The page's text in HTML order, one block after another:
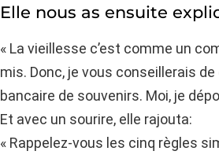
Elle nous as ensuite
« La vieillesse c’est comme un
mis. Donc, je vous conseillerais
bancaire de souvenirs. Moi, je
Et avec un sourire, elle rajouta:
« Rappelez-vous les cinq règles